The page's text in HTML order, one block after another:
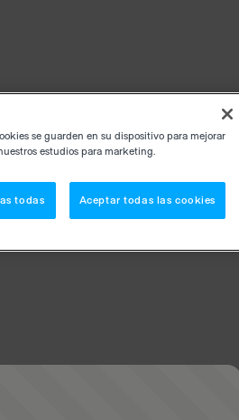
se guarden en su dispositivo para mejorar
estudios para marketing.
todas Aceptar todas las cookies